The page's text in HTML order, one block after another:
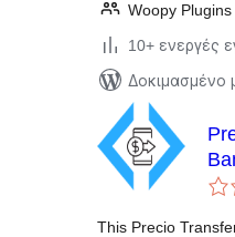
Woopy Plugins
10+ ενεργές
Δοκιμασμένο
This Precio